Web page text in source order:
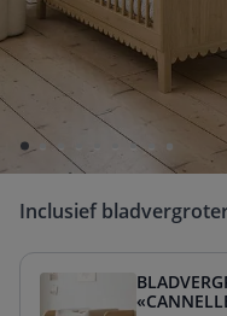
Geniet van extra
een 2- of 3-
De prijs van de set
verkoopprijs van
Inclusief